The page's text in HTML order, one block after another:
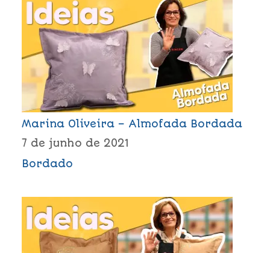
Marina Oliveira – Almofada Bordada
7 de junho de 2021
Bordado